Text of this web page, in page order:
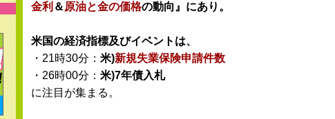
金利 ＆ 原油と金の価格の動向』にあり。
米国の経済指標及びイベントは、
・21時30分： 米)新規失業保険申請件数
・26時00分： 米)7年債入札
に注目が集まる。